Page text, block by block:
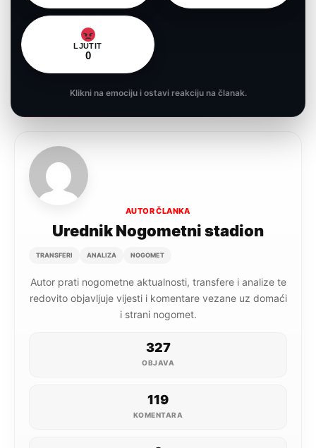
LJUTIT
0
Klikni na emociju i ostavi reakciju na članak.
AUTOR ČLANKA
Urednik Nogometni stadion
TRANSFERI ANALIZA NOGOMET
Autor prati nogometne aktualnosti, transfere i analize te
redovito objavljuje vijesti i komentare vezane uz domaći
i strani nogomet.
327
OBJAVA
119
KOMENTARA